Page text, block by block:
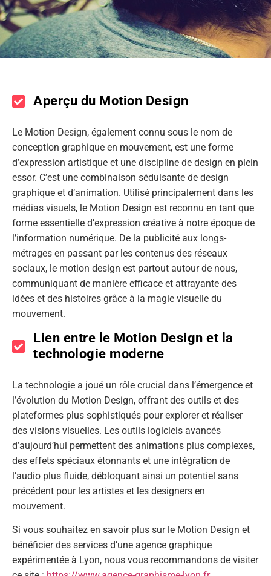
Aperçu du Motion Design
Le Motion Design, également connu sous le nom de
conception graphique en mouvement, est une forme
d’expression artistique et une discipline de design en plein
essor. C’est une combinaison séduisante de design
graphique et d’animation. Utilisé principalement dans les
médias visuels, le Motion Design est reconnu en tant que
forme essentielle d’expression créative à notre époque de
l’information numérique. De la publicité aux longs-
métrages en passant par les contenus des réseaux
sociaux, le motion design est partout autour de nous,
communiquant de manière efficace et attrayante des
idées et des histoires grâce à la magie visuelle du
mouvement.
Lien entre le Motion Design et la
technologie moderne
La technologie a joué un rôle crucial dans l’émergence et
l’évolution du Motion Design, offrant des outils et des
plateformes plus sophistiqués pour explorer et réaliser
des visions visuelles. Les outils logiciels avancés
d’aujourd’hui permettent des animations plus complexes,
des effets spéciaux étonnants et une intégration de
l’audio plus fluide, débloquant ainsi un potentiel sans
précédent pour les artistes et les designers en
mouvement.
Si vous souhaitez en savoir plus sur le Motion Design et
bénéficier des services d’une agence graphique
expérimentée à Lyon, nous vous recommandons de visiter